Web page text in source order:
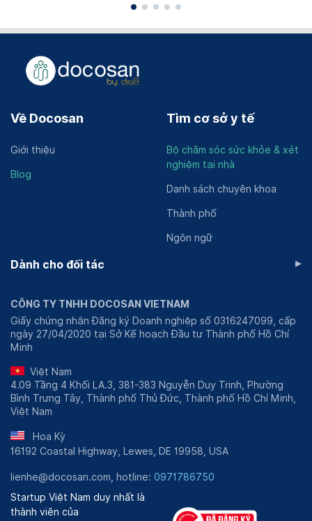
Về Docosan
Giới thiệu
Blog
Tìm cơ sở y tế
Bộ chăm sóc sức khỏe & xét
nghiệm tại nhà
Danh sách chuyên khoa
Thành phố
Ngôn ngữ
Dành cho đối tác ▸
CÔNG TY TNHH DOCOSAN VIETNAM
Giấy chứng nhận Đăng ký Doanh nghiệp số 0316247099, cấp
ngày 27/04/2020 tại Sở Kế hoạch Đầu tư Thành phố Hồ Chí
Minh
Việt Nam
4.09 Tầng 4 Khối LA.3, 381-383 Nguyễn Duy Trinh, Phường
Bình Trưng Tây, Thành phố Thủ Đức, Thành phố Hồ Chí Minh,
Việt Nam
Hoa Kỳ
16192 Coastal Highway, Lewes, DE 19958, USA
lienhe@docosan.com, hotline: 0971786750
Startup Việt Nam duy nhất là
thành viên của